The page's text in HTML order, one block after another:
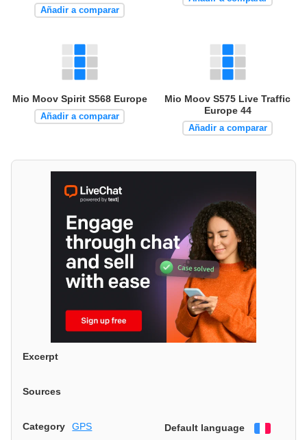
Añadir a comparar
Mio Moov Spirit S568 Europe
Añadir a comparar
Mio Moov S575 Live Traffic
Europe 44
Añadir a comparar
Excerpt
Sources
Category GPS Default language